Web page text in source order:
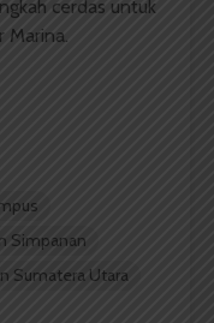
cerdas untuk
Marina.
Simpanan
Sumatera Utara